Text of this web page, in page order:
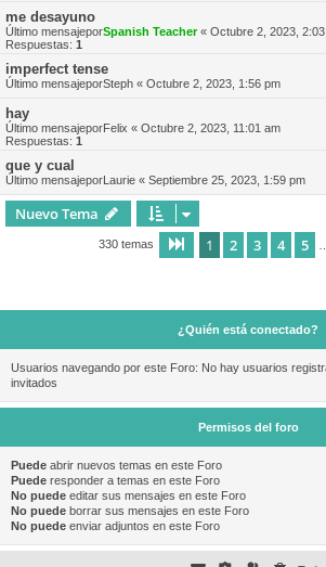
me desayuno
Último mensajeporSpanish Teacher« Octubre 2, 2023,
Respuestas: 1
imperfect tense
Último mensajeporSteph « Octubre 2, 2023, 1:56 pm
hay
Último mensajeporFelix « Octubre 2, 2023, 11:01 am
Respuestas: 1
que y cual
Último mensajeporLaurie « Septiembre 25, 2023, 1:59 pm
Nuevo Tema
330 temas Página de 14
1 2 3 4 5
¿Quién está conectado?
Usuarios navegando por este Foro: No hay usuarios
invitados
Permisos del foro
Puede abrir nuevos temas en este Foro
Puede responder a temas en este Foro
No puede editar sus mensajes en este Foro
No puede borrar sus mensajes en este Foro
No puede enviar adjuntos en este Foro